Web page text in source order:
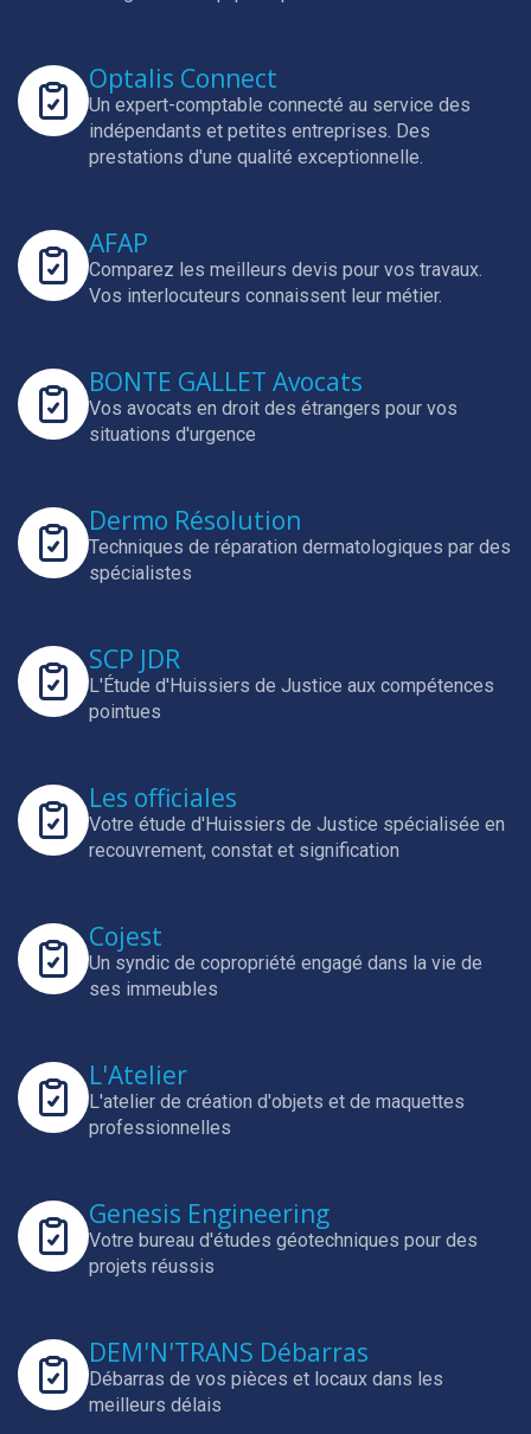
Optalis Connect
Un expert-comptable connecté au service des
indépendants et petites entreprises. Des
prestations d'une qualité exceptionnelle.
AFAP
Comparez les meilleurs devis pour vos travaux.
Vos interlocuteurs connaissent leur métier.
BONTE GALLET Avocats
Vos avocats en droit des étrangers pour vos
situations d'urgence
Dermo Résolution
Techniques de réparation dermatologiques par des
spécialistes
SCP JDR
L'Étude d'Huissiers de Justice aux compétences
pointues
Les officiales
Votre étude d'Huissiers de Justice spécialisée en
recouvrement, constat et signification
Cojest
Un syndic de copropriété engagé dans la vie de
ses immeubles
L'Atelier
L'atelier de création d'objets et de maquettes
professionnelles
Genesis Engineering
Votre bureau d'études géotechniques pour des
projets réussis
DEM'N'TRANS Débarras
Débarras de vos pièces et locaux dans les
meilleurs délais